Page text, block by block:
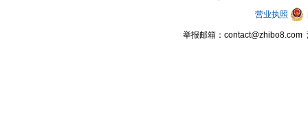
营业执照
举报邮箱：